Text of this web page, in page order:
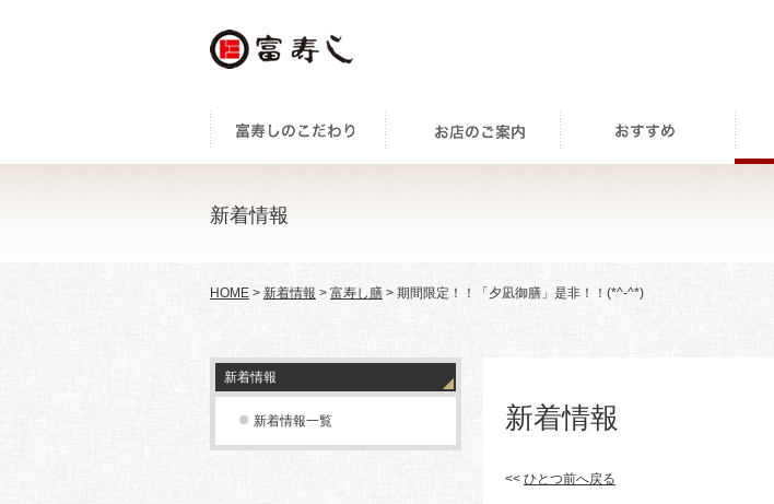
新着情報
HOME > 新着情報 > 富寿し膳 > 期間限定！！「夕凪御膳」是非！！(*^-^*)
新着情報
新着情報一覧 新着情報
<< ひとつ前へ戻る